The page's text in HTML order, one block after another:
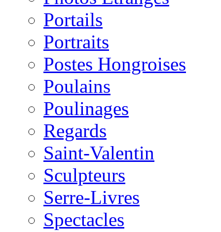
Portails
Portraits
Postes Hongroises
Poulains
Poulinages
Regards
Saint-Valentin
Sculpteurs
Serre-Livres
Spectacles